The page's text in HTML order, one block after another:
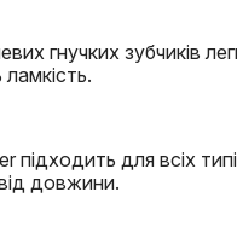
гнучких зубчиків
підходить для всіх
довжини.